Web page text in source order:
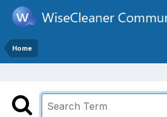
Home